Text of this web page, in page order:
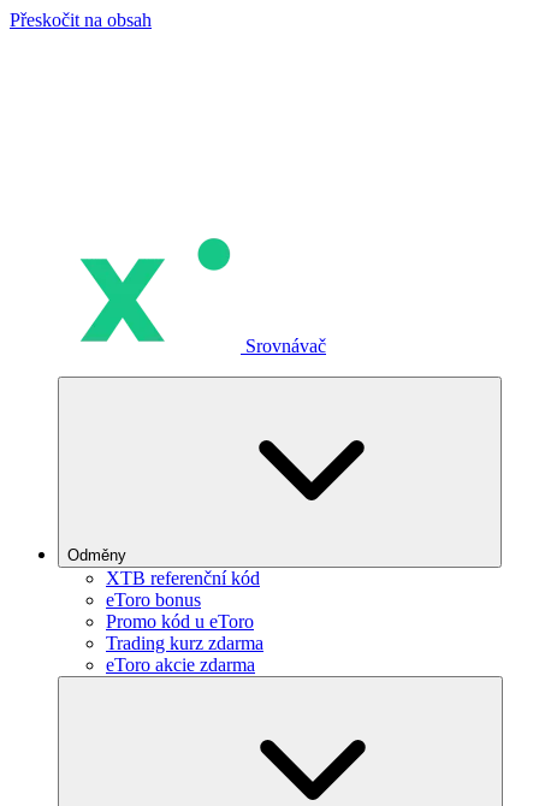
Přeskočit na obsah
Srovnávač
Odměny
XTB referenční kód
eToro bonus
Promo kód u eToro
Trading kurz zdarma
eToro akcie zdarma